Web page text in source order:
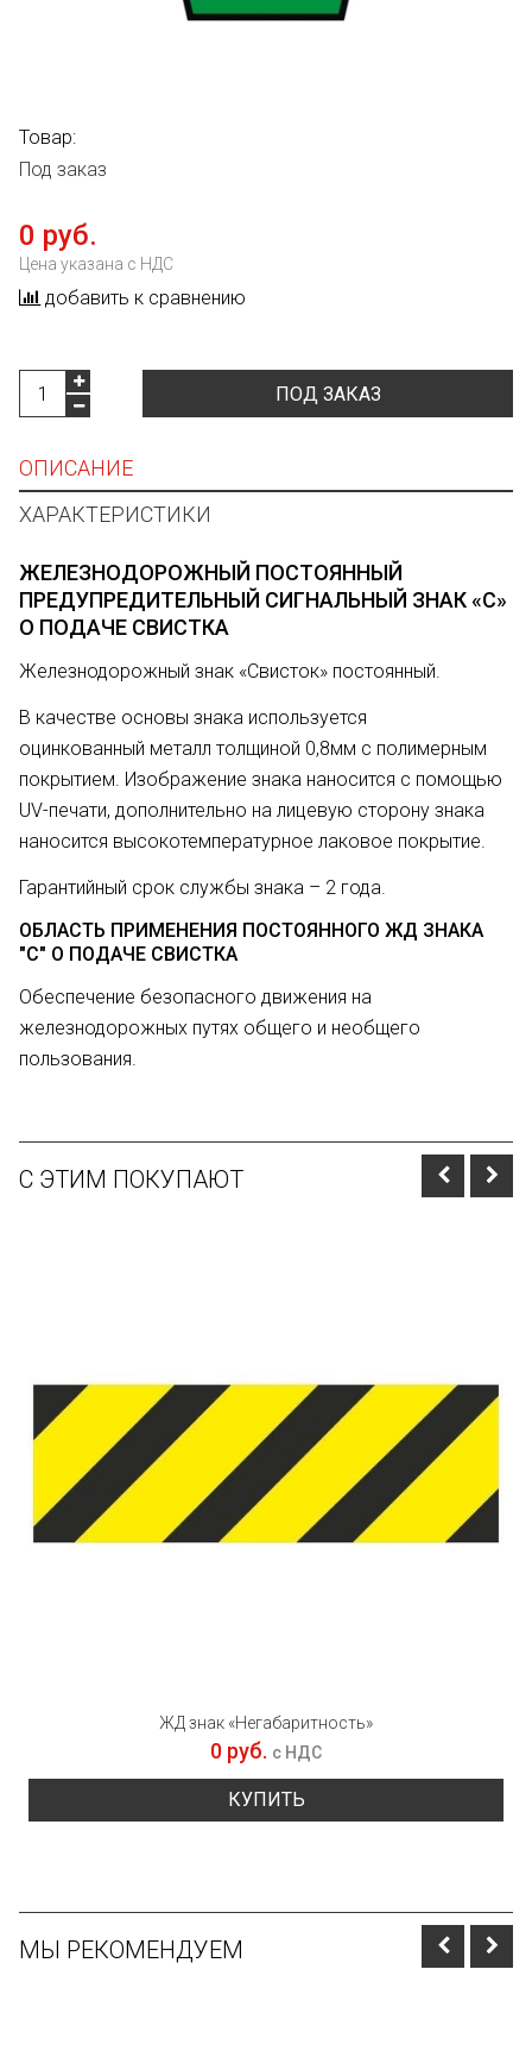
Товар:
Под заказ
0 руб.
Цена указана с НДС
добавить к сравнению
ПОД ЗАКАЗ
ОПИСАНИЕ
ХАРАКТЕРИСТИКИ
ЖЕЛЕЗНОДОРОЖНЫЙ ПОСТОЯННЫЙ
ПРЕДУПРЕДИТЕЛЬНЫЙ СИГНАЛЬНЫЙ ЗНАК «С»
О ПОДАЧЕ СВИСТКА
Железнодорожный знак «Свисток» постоянный.
В качестве основы знака используется
оцинкованный металл толщиной 0,8мм с полимерным
покрытием. Изображение знака наносится с помощью
UV-печати, дополнительно на лицевую сторону знака
наносится высокотемпературное лаковое покрытие.
Гарантийный срок службы знака – 2 года.
ОБЛАСТЬ ПРИМЕНЕНИЯ ПОСТОЯННОГО ЖД ЗНАКА
"С" О ПОДАЧЕ СВИСТКА
Обеспечение безопасного движения на
железнодорожных путях общего и необщего
пользования.
С ЭТИМ ПОКУПАЮТ
ЖД знак «Негабаритность»
0 руб. с НДС
КУПИТЬ
МЫ РЕКОМЕНДУЕМ